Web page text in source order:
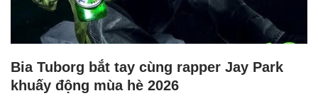
Bia Tuborg bắt tay cùng rapper Jay Park
khuấy động mùa hè 2026